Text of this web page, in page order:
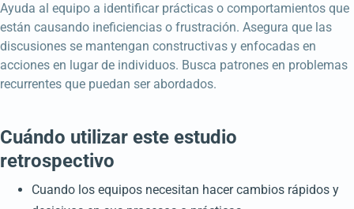
Ayuda al equipo a identificar prácticas o comportamientos que
están causando ineficiencias o frustración. Asegura que las
discusiones se mantengan constructivas y enfocadas en
acciones en lugar de individuos. Busca patrones en problemas
recurrentes que puedan ser abordados.
Cuándo utilizar este estudio
retrospectivo
Cuando los equipos necesitan hacer cambios rápidos y